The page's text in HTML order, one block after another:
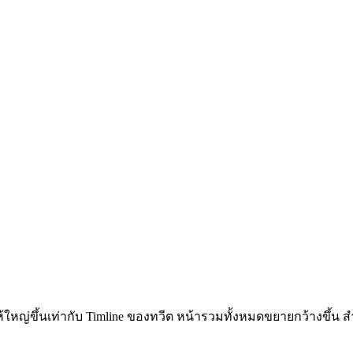
หญ่ขึ้นเท่ากับ Timline ของทวีต หน้ารวมทั้งหมดขยายกว้างขึ้น